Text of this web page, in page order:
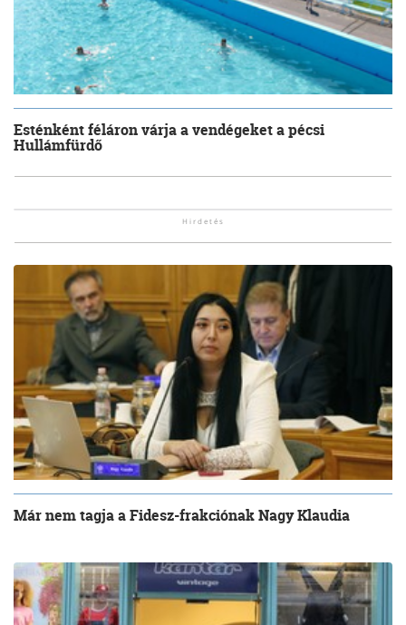
Esténként féláron várja a vendégeket a pécsi
Hullámfürdő
Már nem tagja a Fidesz-frakciónak Nagy Klaudia